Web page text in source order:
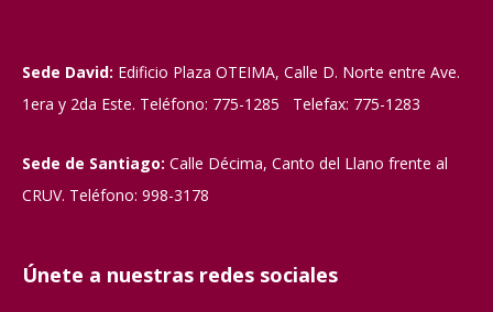
Sede David: Edificio Plaza OTEIMA, Calle D. Norte entre Ave.
1era y 2da Este. Teléfono: 775-1285 Telefax: 775-1283
Sede de Santiago: Calle Décima, Canto del Llano frente al
CRUV. Teléfono: 998-3178
Únete a nuestras redes sociales